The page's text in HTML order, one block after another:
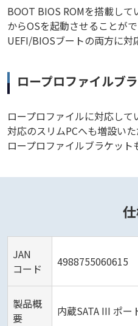
BOOT BIOS ROMを搭載し
からOSを起動させることがで
UEFI/BIOSブートの両方に対
ロープロファイルブ
ロープロファイルに対応し
対応のスリムPCへも増設いた
ロープロファイルブラケット
JAN
コード
4988755060615
製品概
要
内蔵SATA III ポー